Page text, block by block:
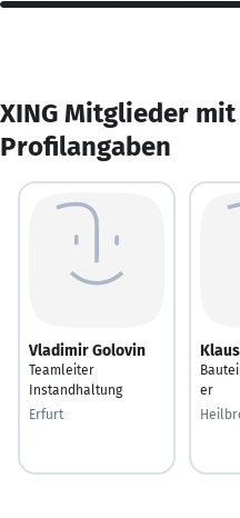
XING Mitglieder
Profilangaben
Vladimir Golovin
Teamleiter
Instandhaltung
Erfurt
er